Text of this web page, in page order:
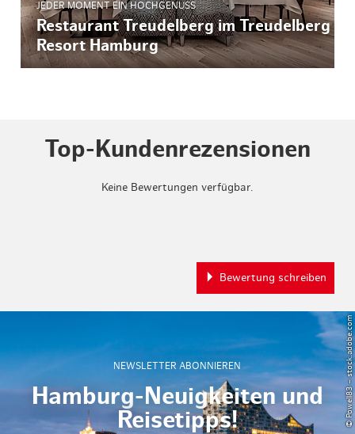
JEDER MOMENT EIN HOCHGENUSS
Restaurant Treudelberg im Treudelberg
Resort Hamburg
Top-Kundenrezensionen
Keine Bewertungen verfügbar.
Bewertung schreiben
NEWSLETTER ABONNIEREN
Hamburg-Neuigkeiten und
Reisetipps!
© Powell83 – stock.adobe.com